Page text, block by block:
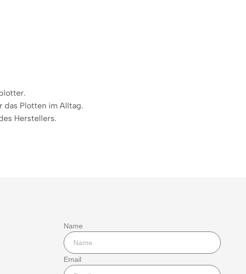
das Plotten im Alltag.
Herstellers.
Name
Email